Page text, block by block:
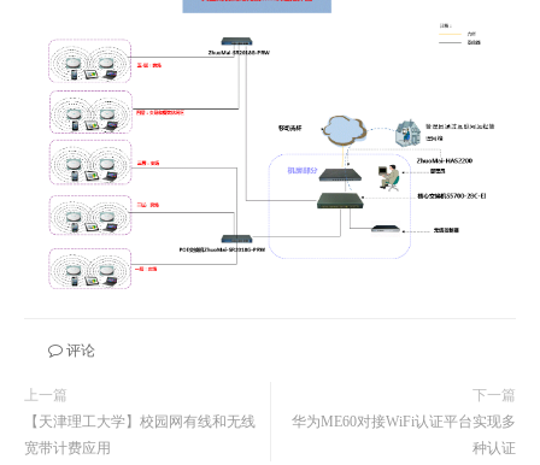
评论
上一篇
【天津理工大学】校园网有线和无线
宽带计费应用
下一篇
华为ME60对接WiFi认证平台实现多
种认证